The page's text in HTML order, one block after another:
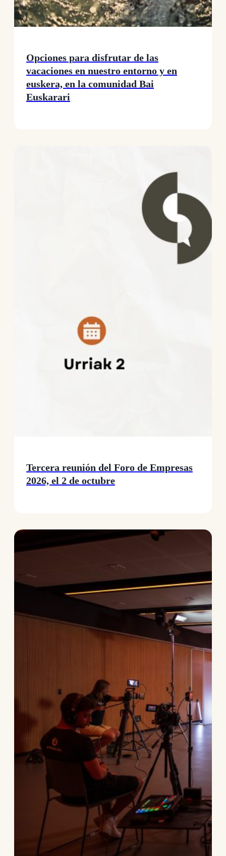
Opciones para disfrutar de las
vacaciones en nuestro entorno y en
euskera, en la comunidad Bai
Euskarari
Tercera reunión del Foro de Empresas
2026, el 2 de octubre